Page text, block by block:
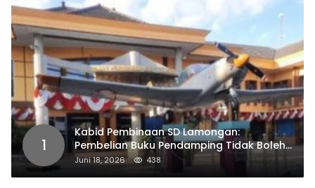
1
Kabid Pembinaan SD Lamongan:
Pembelian Buku Pendamping Tidak Boleh
Dipaksakan
Juni 18, 2026 438